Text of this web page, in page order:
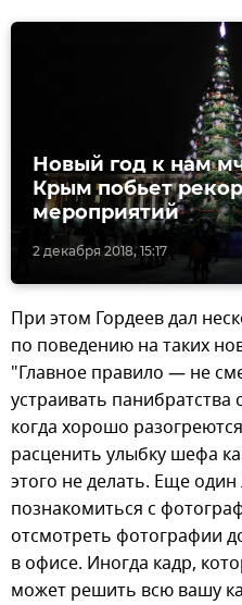
2 декабря 2018, 15:17
Новый год к нам
Крым побьет
мероприятий
При этом Гордеев дал
по поведению на таких
"Главное правило — не
устраивать
когда хорошо
расценить улыбку шефа
этого не делать. Еще
познакомиться с
отсмотреть фотографии
в офисе. Иногда кадр,
может решить всю вашу